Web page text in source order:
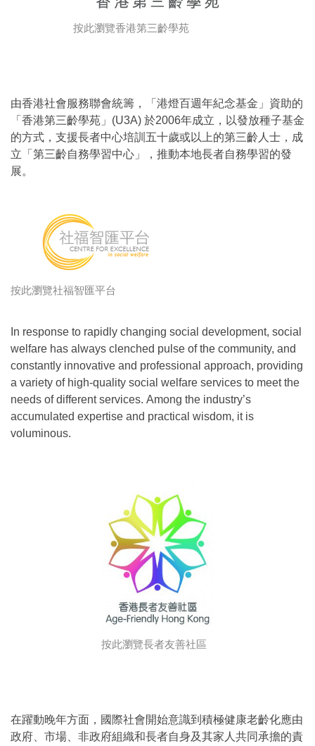
按此瀏覽香港第三齡學苑
由香港社會服務聯會統籌，「港燈百週年紀念基金」資助的
「香港第三齡學苑」(U3A) 於2006年成立，以發放種子基金
的方式，支援長者中心培訓五十歲或以上的第三齡人士，成
立「第三齡自務學習中心」，推動本地長者自務學習的發
展。
按此瀏覽社福智匯平台
In response to rapidly changing social development, social
welfare has always clenched pulse of the community, and
constantly innovative and professional approach, providing
a variety of high-quality social welfare services to meet the
needs of different services. Among the industry’s
accumulated expertise and practical wisdom, it is
voluminous.
按此瀏覽長者友善社區
在躍動晚年方面，國際社會開始意識到積極健康老齡化應由
政府、市場、非政府組織和長者自身及其家人共同承擔的責